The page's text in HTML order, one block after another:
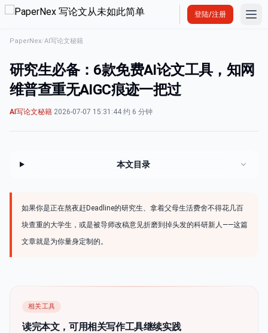
登陆/注册
PaperNex/AI写论文秘籍
研究生必备：6款免费AI论文工具，知网
维普查重无AIGC痕迹一把过
AI写论文秘籍·2026-07-07 15:31:44·约 6 分钟
本文目录
如果你是正在熬夜赶Deadline的研究生、拿着父母生活费舍不得花几百
块查重的大学生，或是被导师改稿意见折磨到掉头发的科研新人——这篇
文章就是为你量身定制的。
相关工具
读完本文，可用相关写作工具继续实践